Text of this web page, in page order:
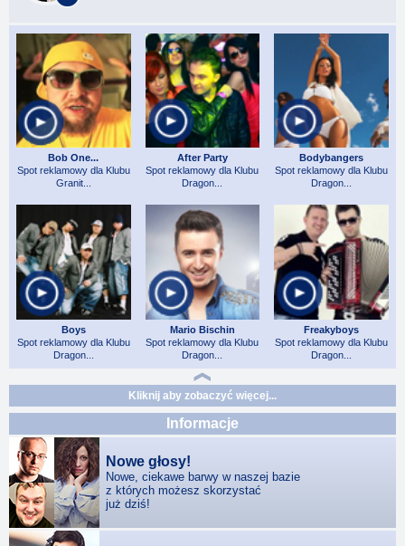
Bob One...
Spot reklamowy dla Klubu
Granit...
After Party
Spot reklamowy dla Klubu
Dragon...
Bodybangers
Spot reklamowy dla Klubu
Dragon...
Boys
Spot reklamowy dla Klubu
Dragon...
Mario Bischin
Spot reklamowy dla Klubu
Dragon...
Freakyboys
Spot reklamowy dla Klubu
Dragon...
Kliknij aby zobaczyć więcej...
Informacje
Nowe głosy!
Nowe, ciekawe barwy w naszej bazie
z których możesz skorzystać
już dziś!